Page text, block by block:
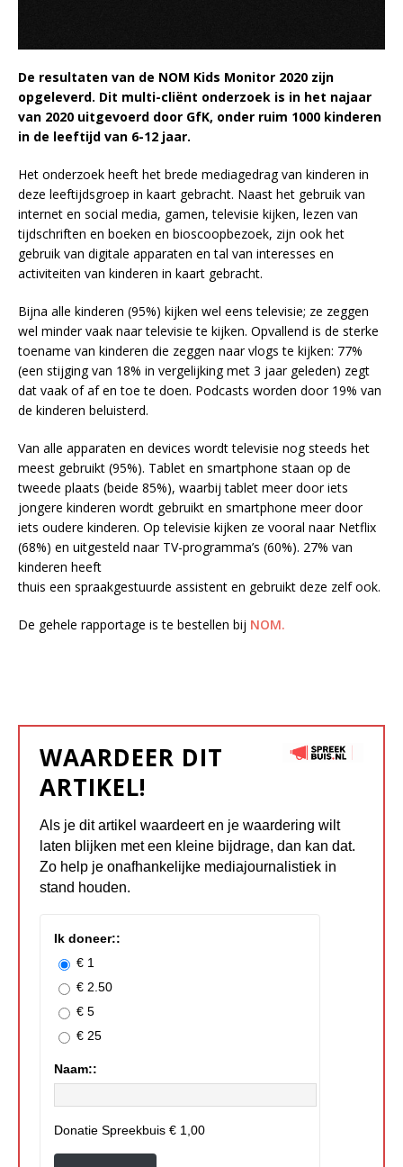
De resultaten van de NOM Kids Monitor 2020 zijn
opgeleverd. Dit multi-cliënt onderzoek is in het najaar
van 2020 uitgevoerd door GfK, onder ruim 1000 kinderen
in de leeftijd van 6-12 jaar.
Het onderzoek heeft het brede mediagedrag van kinderen in
deze leeftijdsgroep in kaart gebracht. Naast het gebruik van
internet en social media, gamen, televisie kijken, lezen van
tijdschriften en boeken en bioscoopbezoek, zijn ook het
gebruik van digitale apparaten en tal van interesses en
activiteiten van kinderen in kaart gebracht.
Bijna alle kinderen (95%) kijken wel eens televisie; ze zeggen
wel minder vaak naar televisie te kijken. Opvallend is de sterke
toename van kinderen die zeggen naar vlogs te kijken: 77%
(een stijging van 18% in vergelijking met 3 jaar geleden) zegt
dat vaak of af en toe te doen. Podcasts worden door 19% van
de kinderen beluisterd.
Van alle apparaten en devices wordt televisie nog steeds het
meest gebruikt (95%). Tablet en smartphone staan op de
tweede plaats (beide 85%), waarbij tablet meer door iets
jongere kinderen wordt gebruikt en smartphone meer door
iets oudere kinderen. Op televisie kijken ze vooral naar Netflix
(68%) en uitgesteld naar TV-programma’s (60%). 27% van
kinderen heeft
thuis een spraakgestuurde assistent en gebruikt deze zelf ook.
De gehele rapportage is te bestellen bij NOM.
WAARDEER DIT
ARTIKEL!
Als je dit artikel waardeert en je waardering wilt
laten blijken met een kleine bijdrage, dan kan dat.
Zo help je onafhankelijke mediajournalistiek in
stand houden.
Ik doneer::
€ 1
€ 2.50
€ 5
€ 25
Naam::
Donatie Spreekbuis € 1,00